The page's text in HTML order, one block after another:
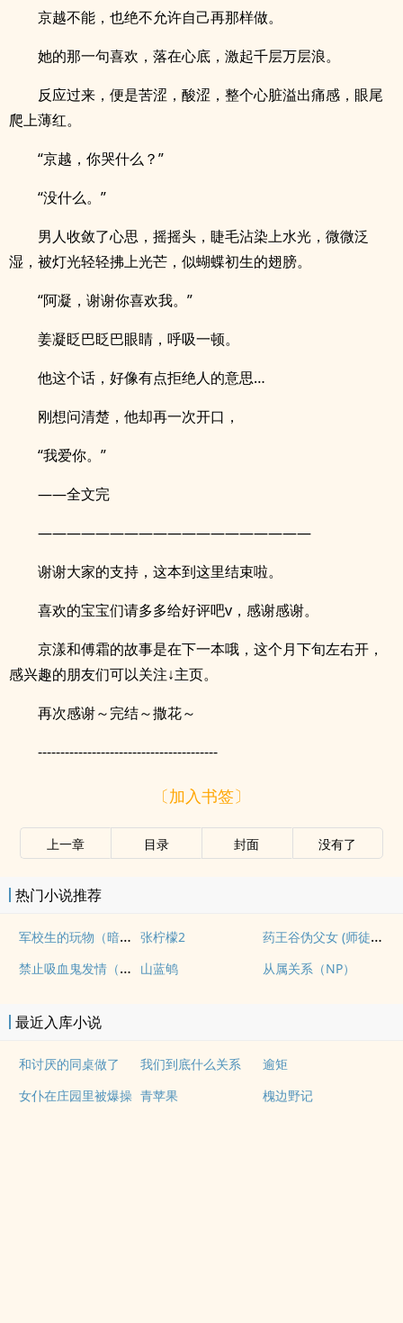
京越不能，也绝不允许自己再那样做。
她的那一句喜欢，落在心底，激起千层万层浪。
反应过来，便是苦涩，酸涩，整个心脏溢出痛感，眼尾
爬上薄红。
“京越，你哭什么？”
“没什么。”
男人收敛了心思，摇摇头，睫毛沾染上水光，微微泛
湿，被灯光轻轻拂上光芒，似蝴蝶初生的翅膀。
“阿凝，谢谢你喜欢我。”
姜凝眨巴眨巴眼睛，呼吸一顿。
他这个话，好像有点拒绝人的意思…
刚想问清楚，他却再一次开口，
“我爱你。”
——全文完
———————————————————
谢谢大家的支持，这本到这里结束啦。
喜欢的宝宝们请多多给好评吧v，感谢感谢。
京漾和傅霜的故事是在下一本哦，这个月下旬左右开，
感兴趣的朋友们可以关注↓主页。
再次感谢～完结～撒花～
----------------------------------------
〔加入书签〕
上一章 目录 封面 没有了
热门小说推荐
军校生的玩物（暗黑NPH） 张柠檬2
药王谷伪父女 (师徒养成)
禁止吸血鬼发情（姐狗高H 1v1）
山蓝鸲 从属关系（NP）
最近入库小说
和讨厌的同桌做了 我们到底什么关系
逾矩
女仆在庄园里被爆操 青苹果 槐边野记